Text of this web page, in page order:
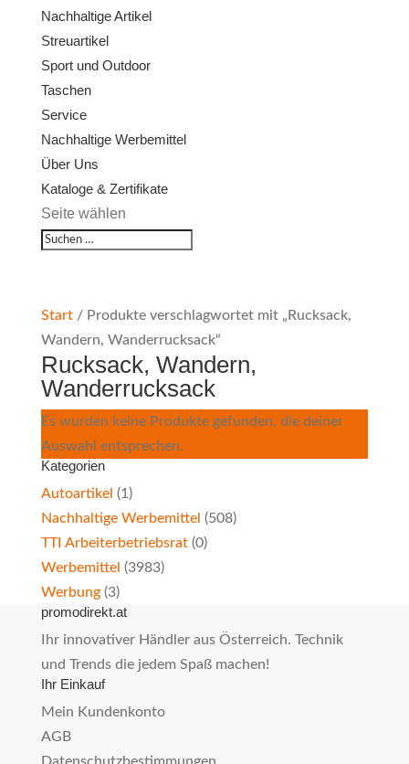
Nachhaltige Artikel
Streuartikel
Sport und Outdoor
Taschen
Service
Nachhaltige Werbemittel
Über Uns
Kataloge & Zertifikate
Seite wählen
Start/ Produkte verschlagwortet mit „Rucksack,
Wandern, Wanderrucksack“
Rucksack, Wandern,
Wanderrucksack
Es wurden keine Produkte gefunden, die deiner
Auswahl entsprechen.
Kategorien
Autoartikel (1)
Nachhaltige Werbemittel (508)
TTI Arbeiterbetriebsrat (0)
Werbemittel (3983)
Werbung (3)
promodirekt.at
Ihr innovativer Händler aus Österreich. Technik
und Trends die jedem Spaß machen!
Ihr Einkauf
Mein Kundenkonto
AGB